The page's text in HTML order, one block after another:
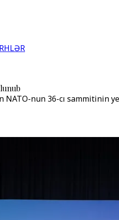
nun 36-cı sammitinin